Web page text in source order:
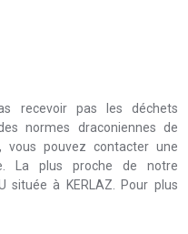
recevoir pas les déchets
normes draconiennes de
vous pouvez contacter une
La plus proche de notre
située à KERLAZ. Pour plus